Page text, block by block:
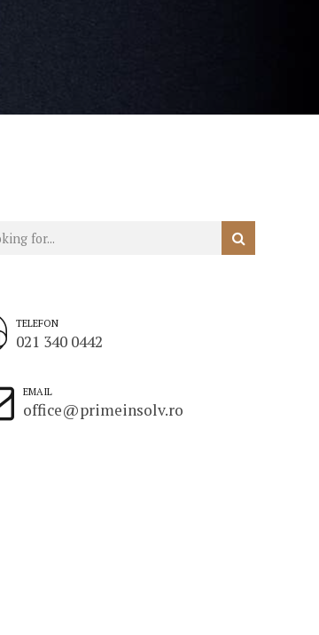
TELEFON
021 340 0442
EMAIL
office@primeinsolv.ro